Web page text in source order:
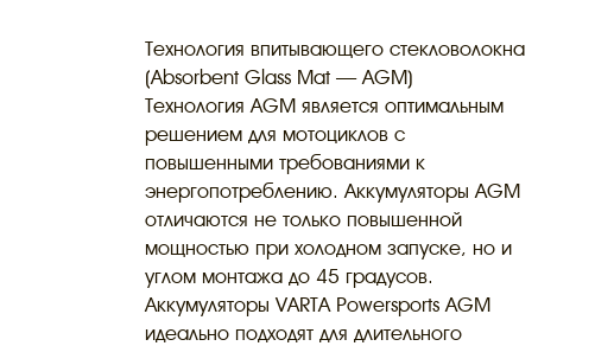
Технология впитывающего стекловолокна
(Absorbent Glass Mat — AGM)
Технология AGM является оптимальным
решением для мотоциклов с
повышенными требованиями к
энергопотреблению. Аккумуляторы AGM
отличаются не только повышенной
мощностью при холодном запуске, но и
углом монтажа до 45 градусов.
Аккумуляторы VARTA Powersports AGM
идеально подходят для длительного